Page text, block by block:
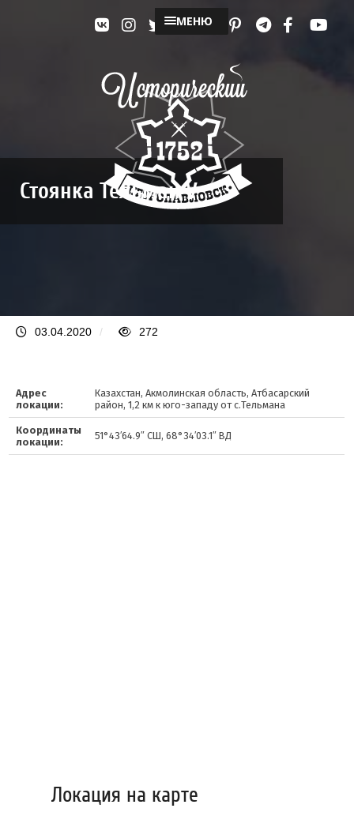
МЕНЮ
Стоянка Тельман V
03.04.2020 / 272
Адрес
локации:
Казахстан, Акмолинская область, Атбасарский
район, 1,2 км к юго-западу от с.Тельмана
Координаты
локации:
51°43′64.9″ СШ, 68°34′03.1″ ВД
Локация на карте